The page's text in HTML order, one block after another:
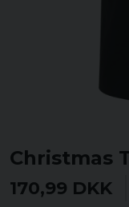
Christmas
170,99 DKK